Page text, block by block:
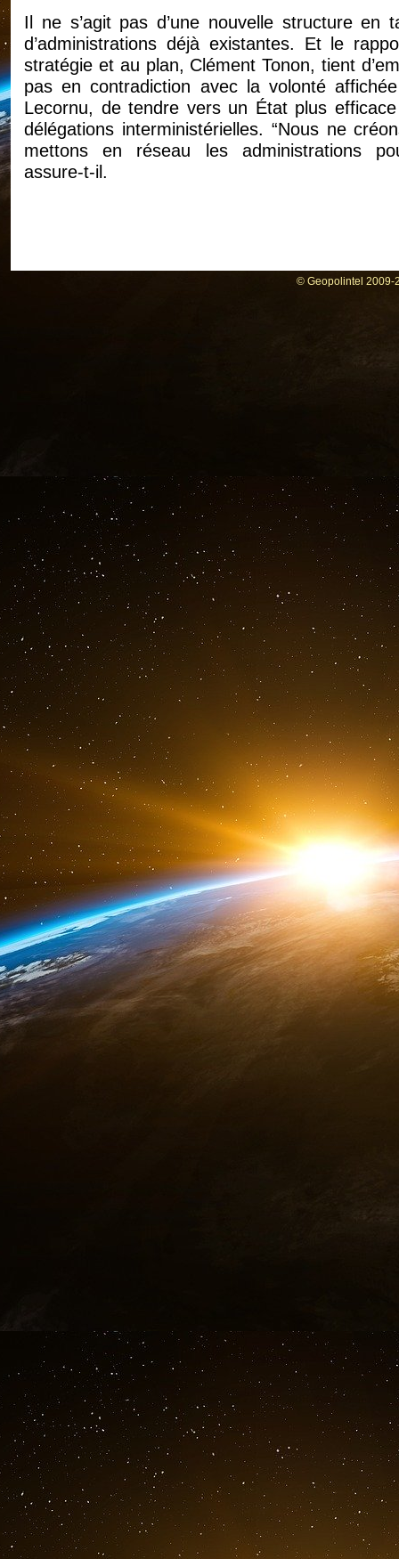
Il ne s’agit pas d’une nouvelle structure en
d’administrations déjà existantes. Et le
stratégie et au plan, Clément Tonon, tient
pas en contradiction avec la volonté
Lecornu, de tendre vers un État plus
délégations interministérielles. “Nous ne
mettons en réseau les administrations
assure‑t‑il.
© Geopolintel 2009-